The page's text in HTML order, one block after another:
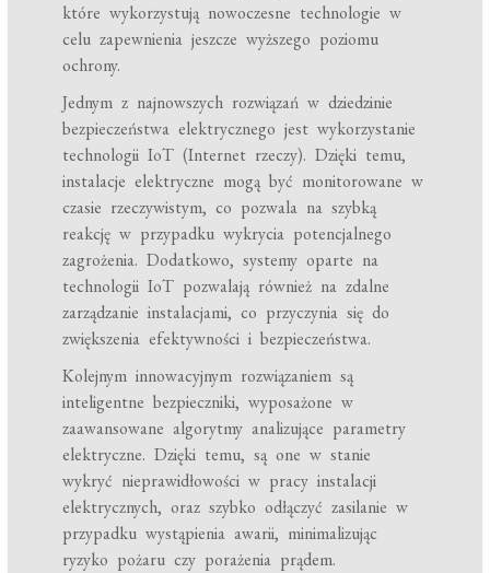
które wykorzystują nowoczesne technologie w
celu zapewnienia jeszcze wyższego poziomu
ochrony.
Jednym z najnowszych rozwiązań w dziedzinie
bezpieczeństwa elektrycznego jest wykorzystanie
technologii IoT (Internet rzeczy). Dzięki temu,
instalacje elektryczne mogą być monitorowane w
czasie rzeczywistym, co pozwala na szybką
reakcję w przypadku wykrycia potencjalnego
zagrożenia. Dodatkowo, systemy oparte na
technologii IoT pozwalają również na zdalne
zarządzanie instalacjami, co przyczynia się do
zwiększenia efektywności i bezpieczeństwa.
Kolejnym innowacyjnym rozwiązaniem są
inteligentne bezpieczniki, wyposażone w
zaawansowane algorytmy analizujące parametry
elektryczne. Dzięki temu, są one w stanie
wykryć nieprawidłowości w pracy instalacji
elektrycznych, oraz szybko odłączyć zasilanie w
przypadku wystąpienia awarii, minimalizując
ryzyko pożaru czy porażenia prądem.